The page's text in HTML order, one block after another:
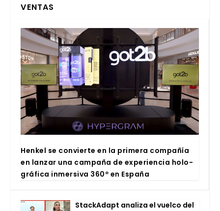
VENTAS
Hen­kel se con­vier­te en la pri­me­ra com­pa­ñía
en lan­zar una cam­pa­ña de expe­rien­cia holo­
grá­fi­ca inmer­si­va 360º en Espa­ña
Stac­kA­dapt ana­li­za el vuel­co del